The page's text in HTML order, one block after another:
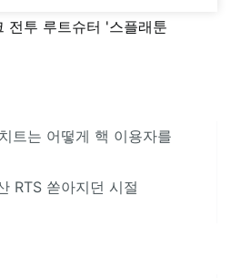
전투 루트슈터 '스플래툰
트는 어떻게 핵 이용자를
RTS 쏟아지던 시절